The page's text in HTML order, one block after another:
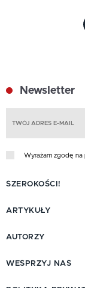
Newsletter
Wyrażam zgodę na
SZEROKOŚCI!
ARTYKUŁY
AUTORZY
WESPRZYJ NAS